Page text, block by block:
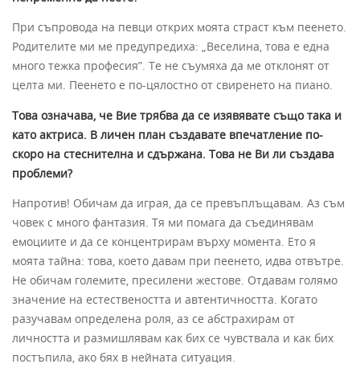
При съпровода на певци открих моята страст към пеенето.
Родителите ми ме предупредиха: „Веселина, това е една
много тежка професия”. Те не съумяха да ме отклонят от
целта ми. Пеенето е по-цялостно от свиренето на пиано.
Това означава, че Вие трябва да се изявявате също така и
като актриса. В личен план създавате впечатление по-
скоро на стеснителна и сдържана. Това не Ви ли създава
проблеми?
Напротив! Обичам да играя, да се превъплъщавам. Аз съм
човек с много фантазия. Тя ми помага да съединявам
емоциите и да се концентрирам върху момента. Ето я
моята тайна: това, което давам при пеенето, идва отвътре.
Не обичам големите, пресилени жестове. Отдавам голямо
значение на естествеността и автентичността. Когато
разучавам определена роля, аз се абстрахирам от
личността и размишлявам как бих се чувствала и как бих
постъпила, ако бях в нейната ситуация.